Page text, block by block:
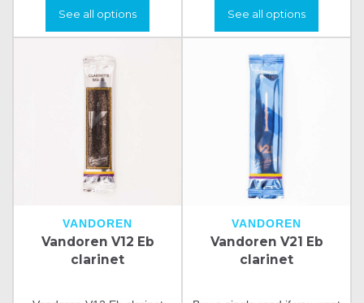
See all options See all options
VANDOREN
Vandoren V12 Eb
clarinet
VANDOREN
Vandoren V21 Eb
clarinet